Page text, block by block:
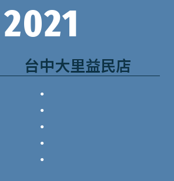
2021
台中大里益民店
．
．
．
．
．